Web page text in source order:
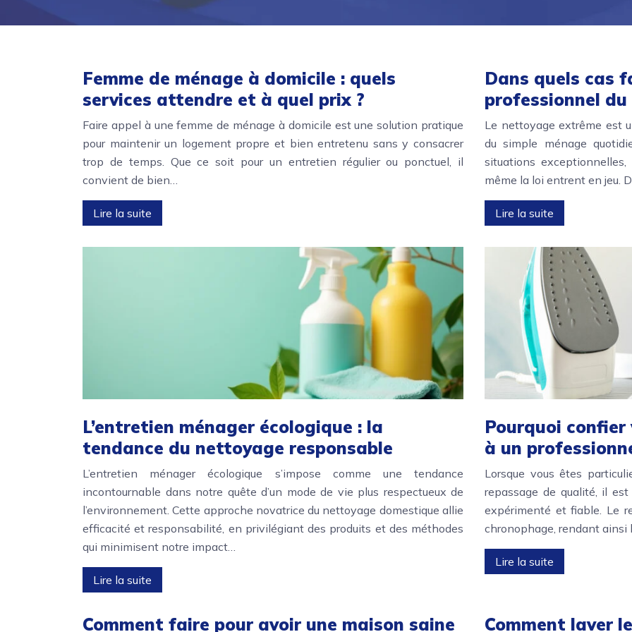
Femme de ménage à domicile : quels
services attendre et à quel prix ?
Faire appel à une femme de ménage à domicile est une solution pratique
pour maintenir un logement propre et bien entretenu sans y consacrer
trop de temps. Que ce soit pour un entretien régulier ou ponctuel, il
convient de bien…
Lire la suite
Dans quels cas
professionnel
Le nettoyage extrême est
du simple ménage
situations
même la loi entrent en jeu.
Lire la suite
L’entretien ménager écologique : la
tendance du nettoyage responsable
L’entretien ménager écologique s’impose comme une tendance
incontournable dans notre quête d’un mode de vie plus respectueux de
l’environnement. Cette approche novatrice du nettoyage domestique allie
efficacité et responsabilité, en privilégiant des produits et des méthodes
qui minimisent notre impact…
Lire la suite
Pourquoi
à un
Lorsque vous êtes
repassage de qualité, il
expérimenté et fiable. Le
chronophage, rendant ainsi
Lire la suite
Comment faire pour avoir une maison saine Comment laver